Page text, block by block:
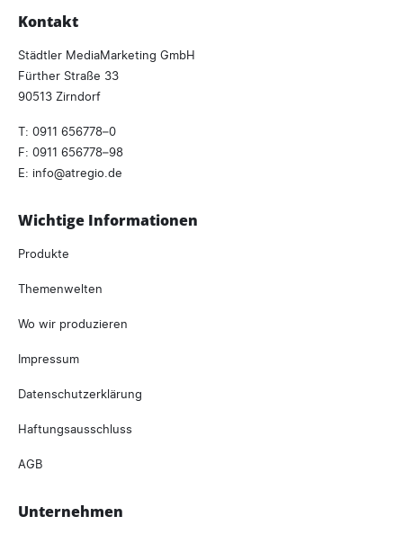
Kontakt
Städtler MediaMarketing GmbH
Fürther Straße 33
90513 Zirndorf
T: 0911 656778–0
F: 0911 656778–98
E: info atregio. de
Wichtige Informationen
Produkte
Themenwelten
Wo wir produzieren
Impressum
Datenschutzerklärung
Haftungsausschluss
AGB
Unternehmen